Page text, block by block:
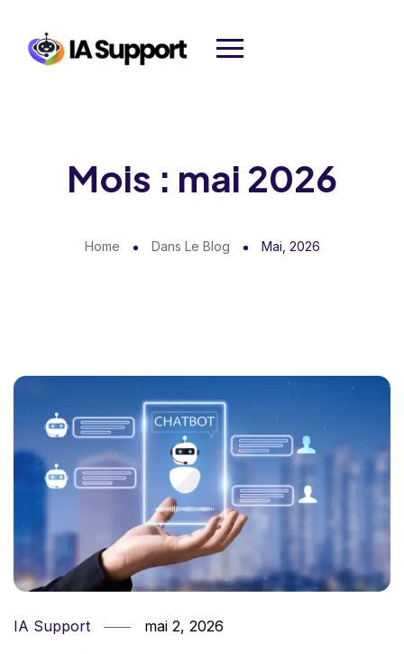
Mois : mai 2026
Home Dans Le Blog Mai, 2026
IA Support mai 2, 2026